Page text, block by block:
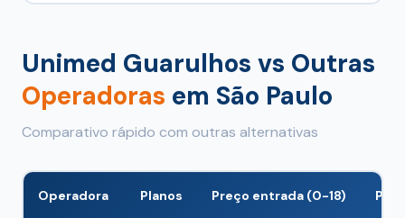
Unimed Guarulhos vs Outras
Operadoras em São Paulo
Comparativo rápido com outras alternativas
Operadora Planos Preço entrada (0-18)